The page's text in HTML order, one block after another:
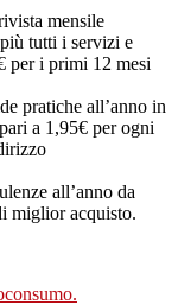
mensile
tutti i servizi e
per i primi 12 mesi
pratiche all’anno in
a 1,95€ per ogni
all’anno da
miglior acquisto.